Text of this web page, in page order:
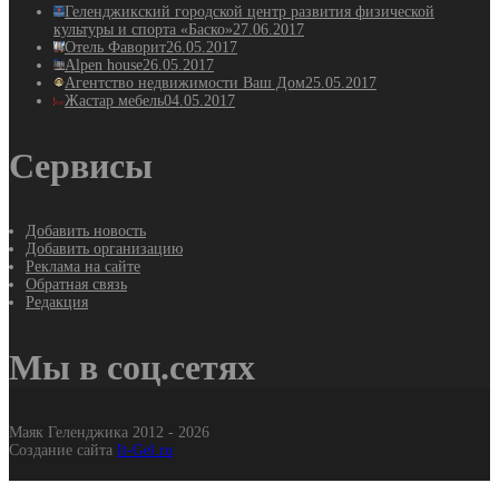
Геленджикский городской центр развития физической
культуры и спорта «Баско»27.06.2017
Отель Фаворит26.05.2017
Alpen house26.05.2017
Агентство недвижимости Ваш Дом25.05.2017
Жастар мебель04.05.2017
Сервисы
Добавить новость
Добавить организацию
Реклама на сайте
Обратная связь
Редакция
Мы в соц.сетях
Маяк Геленджика 2012 - 2026
Создание сайта It-Gel.ru